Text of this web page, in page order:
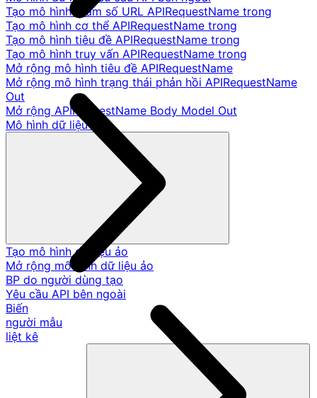
Tạo mô hình tham số URL APIRequestName trong
Tạo mô hình cơ thể APIRequestName trong
Tạo mô hình tiêu đề APIRequestName trong
Tạo mô hình truy vấn APIRequestName trong
Mở rộng mô hình tiêu đề APIRequestName
Mở rộng mô hình trạng thái phản hồi APIRequestName
Out
Mở rộng APIRequestName Body Model Out
Mô hình dữ liệu ảo
Tạo mô hình dữ liệu ảo
Mở rộng mô hình dữ liệu ảo
BP do người dùng tạo
Yêu cầu API bên ngoài
Biến
người mẫu
liệt kê